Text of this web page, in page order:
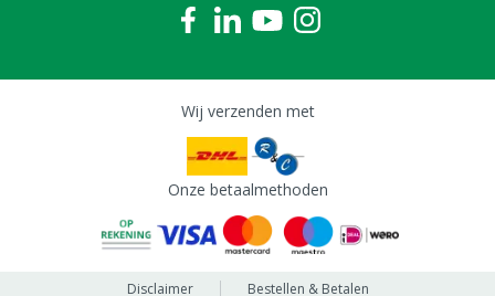
Wij verzenden met
Onze betaalmethoden
Disclaimer Bestellen & Betalen